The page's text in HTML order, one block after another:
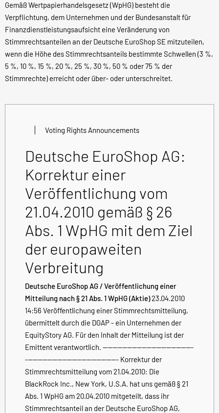
Gemäß Wertpapierhandelsgesetz (WpHG) besteht die
Verpflichtung, dem Unternehmen und der Bundesanstalt für
Finanzdienstleistungsaufsicht eine Veränderung von
Stimmrechtsanteilen an der Deutsche EuroShop SE mitzuteilen,
wenn die Höhe des Stimmrechtsanteils bestimmte Schwellen (3 %,
5 %, 10 %, 15 %, 20 %, 25 %, 30 %, 50 % oder 75 % der
Stimmrechte) erreicht oder über- oder unterschreitet.
Voting Rights Announcements
Deutsche EuroShop AG:
Korrektur einer
Veröffentlichung vom
21.04.2010 gemäß § 26
Abs. 1 WpHG mit dem Ziel
der europaweiten
Verbreitung
Deutsche EuroShop AG / Veröffentlichung einer
Mitteilung nach § 21 Abs. 1 WpHG (Aktie)23.04.2010
14:56 Veröffentlichung einer Stimmrechtsmitteilung,
übermittelt durch die DGAP - ein Unternehmen der
EquityStory AG. Für den Inhalt der Mitteilung ist der
Emittent verantwortlich. -------------------------------------
-------------------------------------- Korrektur der
Stimmrechtsmitteilung vom 21.04.2010: Die
BlackRock Inc., New York, U.S.A. hat uns gemäß § 21
Abs. 1 WpHG am 20.04.2010 mitgeteilt, dass ihr
Stimmrechtsanteil an der Deutsche EuroShop AG,